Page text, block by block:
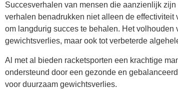
Succesverhalen van mensen die aanzienlijk
verhalen benadrukken niet alleen de
om langdurig succes te behalen. Het
gewichtsverlies, maar ook tot verbeterde
Al met al bieden racketsporten een krachtige
ondersteund door een gezonde en
voor duurzaam gewichtsverlies.